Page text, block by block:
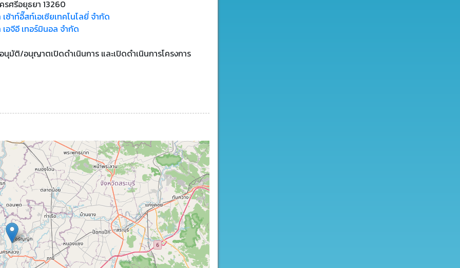
รศรีอยุธยา 13260
ซ้าท์อี๊สท์เอเซียเทคโนโลยี่ จำกัด
อจีอี เทอร์มินอล จำกัด
นุมัติ/อนุญาตเปิดดำเนินการ และเปิดดำเนินการโครงการ